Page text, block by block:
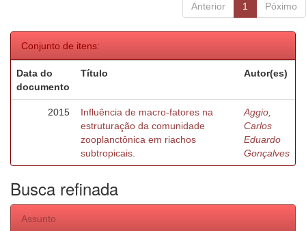
Anterior 1 Póximo
Conjunto de itens:
Data do
documento
Título Autor(es)
2015
Influência de macro-fatores na
estruturação da comunidade
zooplanctônica em riachos
subtropicais.
Aggio,
Carlos
Eduardo
Gonçalves
Busca refinada
Assunto